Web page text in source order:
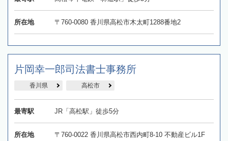
所在地 〒760-0080 香川県高松市木太町1288番地2
片岡幸一郎司法書士事務所
香川県 高松市
最寄駅 JR「高松駅」徒歩5分
所在地 〒760-0022 香川県高松市西内町8-10 不動産ビル1F